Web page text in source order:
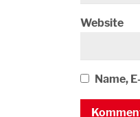
Website
Name,